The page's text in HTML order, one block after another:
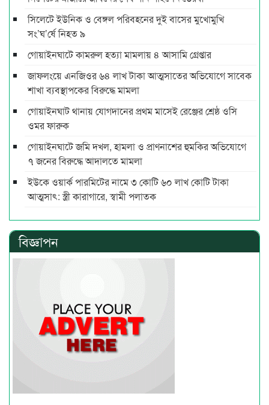
সিলেটে ইউনিক ও বেঙ্গল পরিবহনের দুই বাসের মুখোমুখি
সং’ঘ’র্ষে নিহত ৯
গোয়াইনঘাটে কামরুল হত্যা মামলায় ৪ আসামি গ্রেপ্তার
জাফলংয়ে এনজিওর ৬৪ লাখ টাকা আত্মসাতের অভিযোগে সাবেক
শাখা ব্যবস্থাপকের বিরুদ্ধে মামলা
গোয়াইনঘাট থানায় যোগদানের প্রথম মাসেই রেঞ্জের শ্রেষ্ঠ ওসি
ওমর ফারুক
গোয়াইনঘাটে জমি দখল, হামলা ও প্রাণনাশের হুমকির অভিযোগে
৭ জনের বিরুদ্ধে আদালতে মামলা
ইউকে ওয়ার্ক পারমিটের নামে ৩ কোটি ৬০ লাখ কোটি টাকা
আত্মসাৎ: স্ত্রী কারাগারে, স্বামী পলাতক
বিজ্ঞাপন